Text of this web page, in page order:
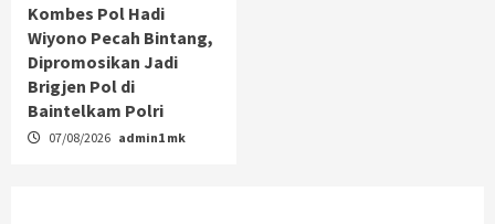
Kombes Pol Hadi
Wiyono Pecah Bintang,
Dipromosikan Jadi
Brigjen Pol di
Baintelkam Polri
07/08/2026 admin1 mk